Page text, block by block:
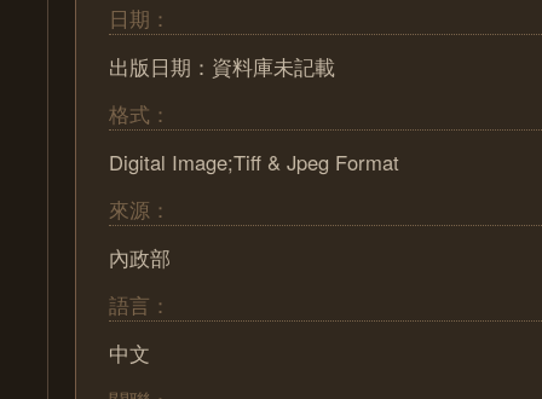
日期：
出版日期：資料庫未記載
格式：
Digital Image;Tiff & Jpeg Format
來源：
內政部
語言：
中文